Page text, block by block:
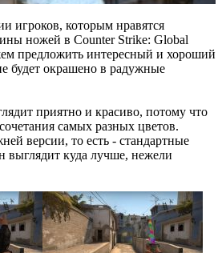
игроков, которым нравятся
ножей в Counter Strike: Global
предложить интересный и хороший
будет окрашено в радужные
приятно и красиво, потому что
самых разных цветов.
версии, то есть - стандартные
выглядит куда лучше, нежели